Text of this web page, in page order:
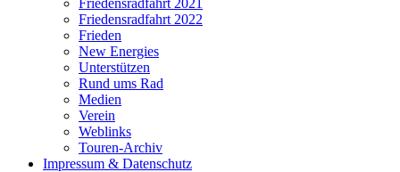
Friedensradfahrt 2021
Friedensradfahrt 2022
Frieden
New Energies
Unterstützen
Rund ums Rad
Medien
Verein
Weblinks
Touren-Archiv
Impressum & Datenschutz